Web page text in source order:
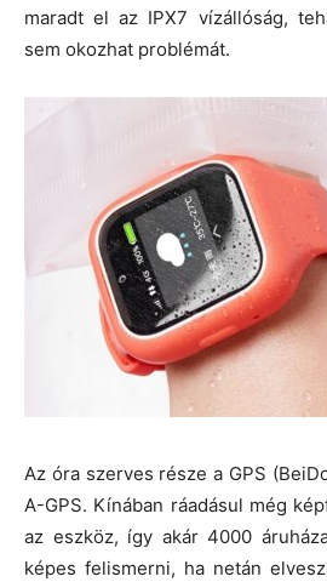
maradt el az IPX7 vízállóság,
sem okozhat problémát.
Az óra szerves része a GPS
A-GPS. Kínában ráadásul még
az eszköz, így akár 4000
képes felismerni, ha netán